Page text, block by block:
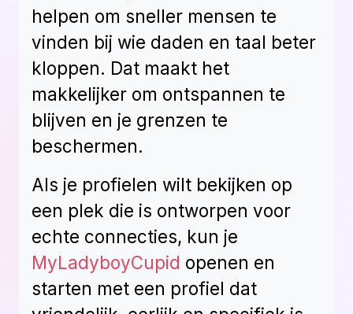
helpen om sneller mensen te
vinden bij wie daden en taal beter
kloppen. Dat maakt het
makkelijker om ontspannen te
blijven en je grenzen te
beschermen.
Als je profielen wilt bekijken op
een plek die is ontworpen voor
echte connecties, kun je
MyLadyboyCupid openen en
starten met een profiel dat